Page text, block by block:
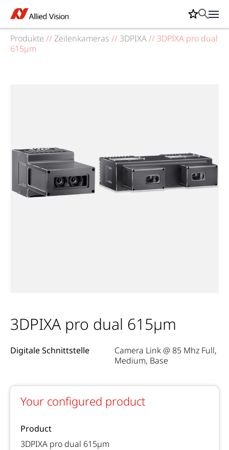
Produkte // Zeilenkameras // 3DPIXA// 3DPIXA pro dual
615µm
3DPIXA pro dual 615µm
Digitale Schnittstelle
Camera Link @ 85 Mhz Full,
Medium, Base
Your configured product
Product
3DPIXA pro dual 615µm